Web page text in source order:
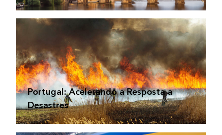
Portugal: Acelerando a Resposta a
Desastres